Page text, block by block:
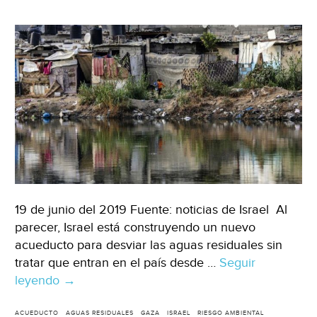
19 de junio del 2019 Fuente: noticias de Israel Al
parecer, Israel está construyendo un nuevo
acueducto para desviar las aguas residuales sin
tratar que entran en el país desde … Seguir
leyendo Israel:
→
ACUEDUCTO AGUAS RESIDUALES GAZA ISRAEL RIESGO AMBIENTAL